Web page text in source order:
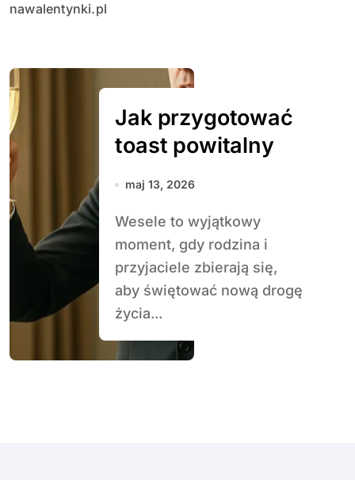
nawalentynki.pl
Jak przygotować
toast powitalny
maj 13, 2026
Wesele to wyjątkowy
moment, gdy rodzina i
przyjaciele zbierają się,
aby świętować nową drogę
życia...